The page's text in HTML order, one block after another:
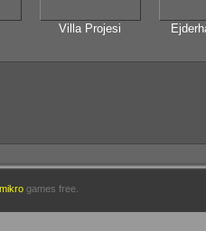
Villa Projesi
games free.